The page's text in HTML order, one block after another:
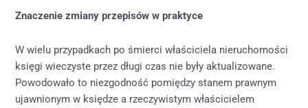
Znaczenie zmiany przepisów w praktyce
W wielu przypadkach po śmierci właściciela nieruchomości
księgi wieczyste przez długi czas nie były aktualizowane.
Powodowało to niezgodność pomiędzy stanem prawnym
ujawnionym w księdze a rzeczywistym właścicielem